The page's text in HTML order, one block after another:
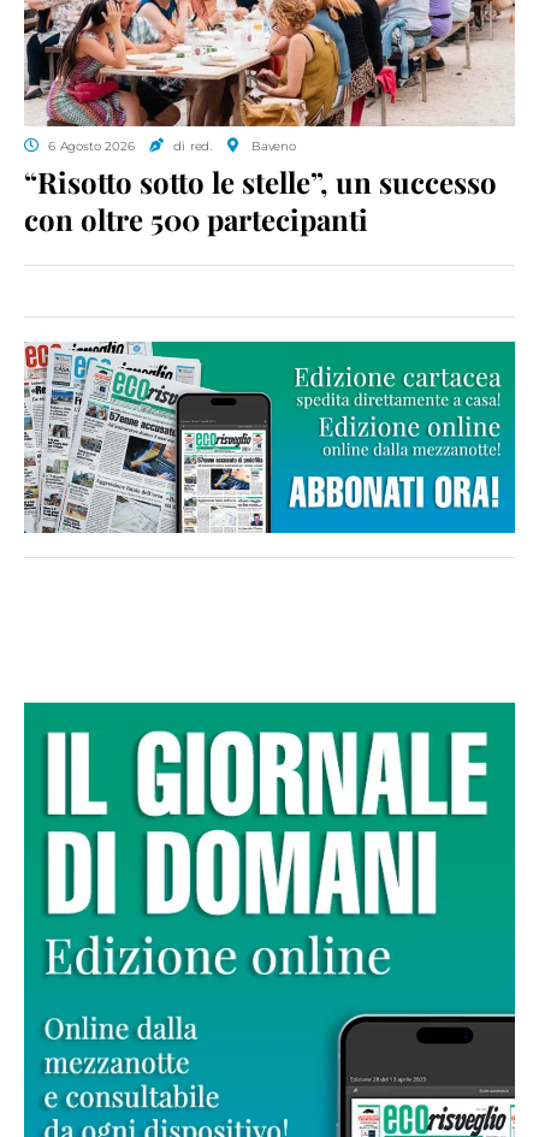
6 Agosto 2026 di red. Baveno
“Risotto sotto le stelle”, un successo
con oltre 500 partecipanti